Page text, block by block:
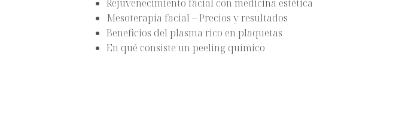
Rejuvenecimiento facial con medicina estética
Mesoterapia facial – Precios y resultados
Beneficios del plasma rico en plaquetas
En qué consiste un peeling químico